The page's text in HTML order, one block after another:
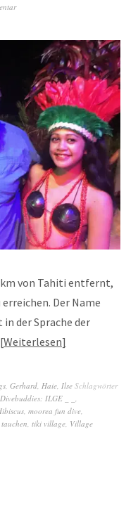
km von Tahiti entfernt,
Der Name
der Sprache der
Weiterlesen
, Gerhard, Haie, Ilse Schlagwörter
Divebuddies: ILGE _ _ ,
, moorea fun dive,
tauchen, tiki village, Village